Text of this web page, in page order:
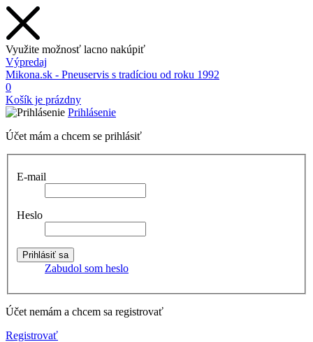
Využite možnosť lacno nakúpiť
Výpredaj
Mikona.sk - Pneuservis s tradíciou od roku 1992
0
Košík je prázdny
Prihlásenie
Účet mám a chcem se prihlásiť
E-mail
Heslo
Zabudol som heslo
Účet nemám a chcem sa registrovať
Registrovať